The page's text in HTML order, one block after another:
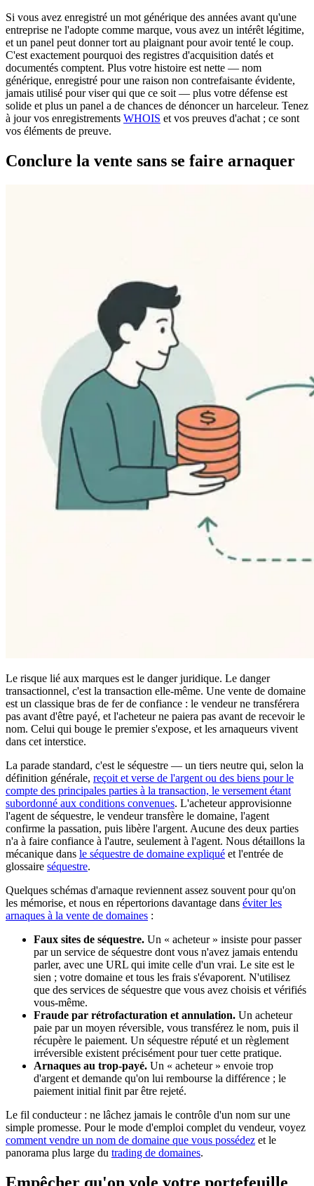
Si vous avez enregistré un mot générique des années avant qu'une
entreprise ne l'adopte comme marque, vous avez un intérêt légitime,
et un panel peut donner tort au plaignant pour avoir tenté le coup.
C'est exactement pourquoi des registres d'acquisition datés et
documentés comptent. Plus votre histoire est nette — nom
générique, enregistré pour une raison non contrefaisante évidente,
jamais utilisé pour viser qui que ce soit — plus votre défense est
solide et plus un panel a de chances de dénoncer un harceleur. Tenez
à jour vos enregistrements WHOIS et vos preuves d'achat ; ce sont
vos éléments de preuve.
Conclure la vente sans se faire arnaquer
Le risque lié aux marques est le danger juridique. Le danger
transactionnel, c'est la transaction elle-même. Une vente de domaine
est un classique bras de fer de confiance : le vendeur ne transférera
pas avant d'être payé, et l'acheteur ne paiera pas avant de recevoir le
nom. Celui qui bouge le premier s'expose, et les arnaqueurs vivent
dans cet interstice.
La parade standard, c'est le séquestre — un tiers neutre qui, selon la
définition générale, reçoit et verse de l'argent ou des biens pour le
compte des principales parties à la transaction, le versement étant
subordonné aux conditions convenues. L'acheteur approvisionne
l'agent de séquestre, le vendeur transfère le domaine, l'agent
confirme la passation, puis libère l'argent. Aucune des deux parties
n'a à faire confiance à l'autre, seulement à l'agent. Nous détaillons la
mécanique dans le séquestre de domaine expliqué et l'entrée de
glossaire séquestre.
Quelques schémas d'arnaque reviennent assez souvent pour qu'on
les mémorise, et nous en répertorions davantage dans éviter les
arnaques à la vente de domaines :
Faux sites de séquestre. Un « acheteur » insiste pour passer
par un service de séquestre dont vous n'avez jamais entendu
parler, avec une URL qui imite celle d'un vrai. Le site est le
sien ; votre domaine et tous les frais s'évaporent. N'utilisez
que des services de séquestre que vous avez choisis et vérifiés
vous-même.
Fraude par rétrofacturation et annulation. Un acheteur
paie par un moyen réversible, vous transférez le nom, puis il
récupère le paiement. Un séquestre réputé et un règlement
irréversible existent précisément pour tuer cette pratique.
Arnaques au trop-payé. Un « acheteur » envoie trop
d'argent et demande qu'on lui rembourse la différence ; le
paiement initial finit par être rejeté.
Le fil conducteur : ne lâchez jamais le contrôle d'un nom sur une
simple promesse. Pour le mode d'emploi complet du vendeur, voyez
comment vendre un nom de domaine que vous possédez et le
panorama plus large du trading de domaines.
Empêcher qu'on vole votre portefeuille